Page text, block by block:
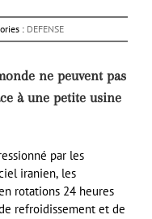
: DEFENSE
ne peuvent pas
à une petite usine
par les
iranien, les
rotations 24 heures
refroidissement et de